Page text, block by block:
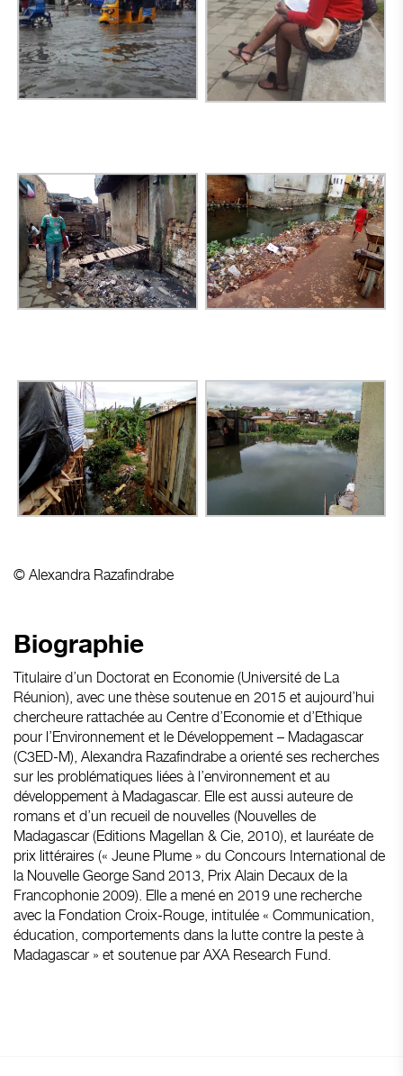
© Alexandra Razafindrabe
Biographie
Titulaire d’un Doctorat en Economie (Université de La
Réunion), avec une thèse soutenue en 2015 et aujourd’hui
chercheure rattachée au Centre d’Economie et d’Ethique
pour l’Environnement et le Développement – Madagascar
(C3ED-M), Alexandra Razafindrabe a orienté ses recherches
sur les problématiques liées à l’environnement et au
développement à Madagascar. Elle est aussi auteure de
romans et d’un recueil de nouvelles (Nouvelles de
Madagascar (Editions Magellan & Cie, 2010), et lauréate de
prix littéraires (« Jeune Plume » du Concours International de
la Nouvelle George Sand 2013, Prix Alain Decaux de la
Francophonie 2009). Elle a mené en 2019 une recherche
avec la Fondation Croix-Rouge, intitulée « Communication,
éducation, comportements dans la lutte contre la peste à
Madagascar » et soutenue par AXA Research Fund.